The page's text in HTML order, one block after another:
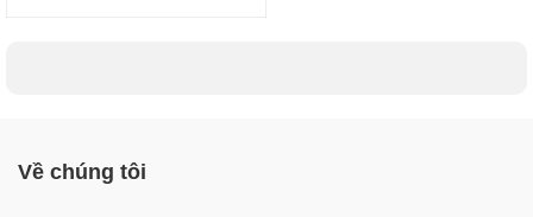
Về chúng tôi